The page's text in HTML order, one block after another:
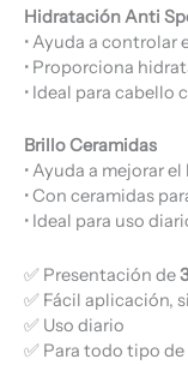
Hidratación Anti
• Ayuda a controlar
• Proporciona
• Ideal para
Brillo Ceramidas
• Ayuda a mejorar
• Con ceramidas
• Ideal para uso
✅ Presentación de
✅ Fácil aplicación,
✅ Uso diario
✅ Para todo tipo